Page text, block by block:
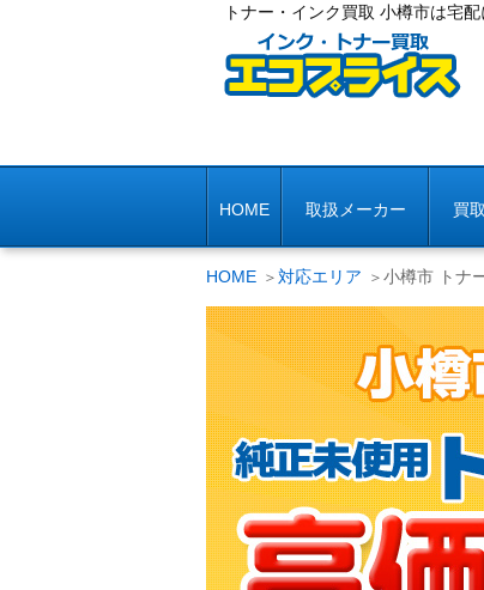
トナー・インク買取 小樽市は宅配
HOME 取扱メーカー 買
HOME 対応エリア 小樽市 トナ